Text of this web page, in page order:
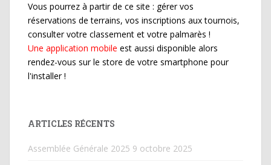
Vous pourrez à partir de ce site : gérer vos
réservations de terrains, vos inscriptions aux tournois,
consulter votre classement et votre palmarès !
Une application mobile est aussi disponible alors
rendez-vous sur le store de votre smartphone pour
l'installer !
ARTICLES RÉCENTS
Assemblée Générale 2025 9 octobre 2025